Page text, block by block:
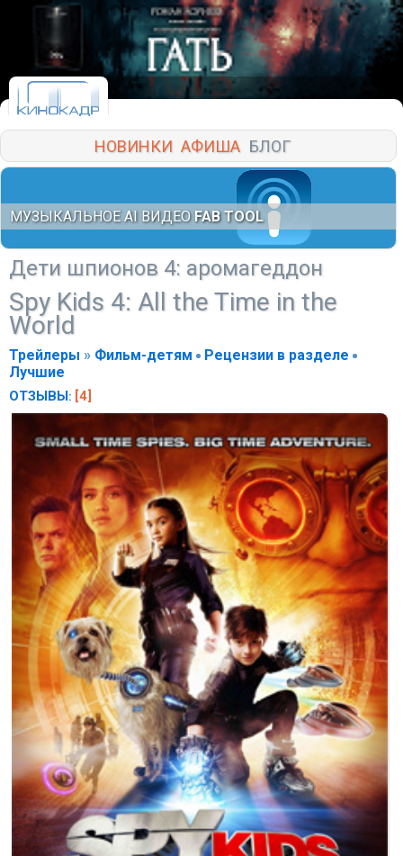
НОВИНКИ АФИША БЛОГ
МУЗЫКАЛЬНОЕ AI ВИДЕО FAB TOOL
Дети шпионов 4: аромагеддон
Spy Kids 4: All the Time in the
World
Трейлеры » Фильм-детям
Рецензии в разделе
Лучшие
ОТЗЫВЫ: [4]